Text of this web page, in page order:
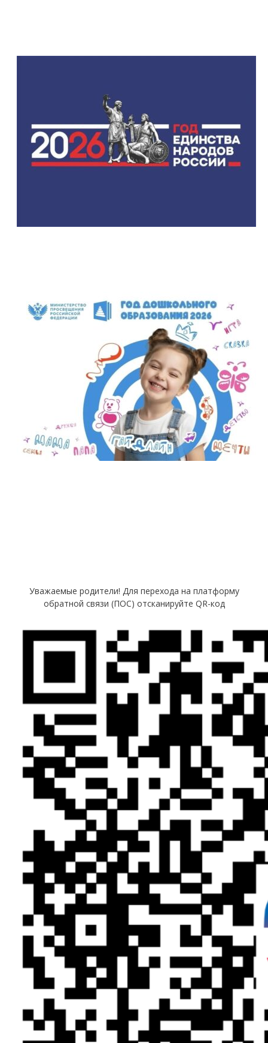
Уважаемые родители! Для перехода на платформу
обратной связи (ПОС) отсканируйте QR-код